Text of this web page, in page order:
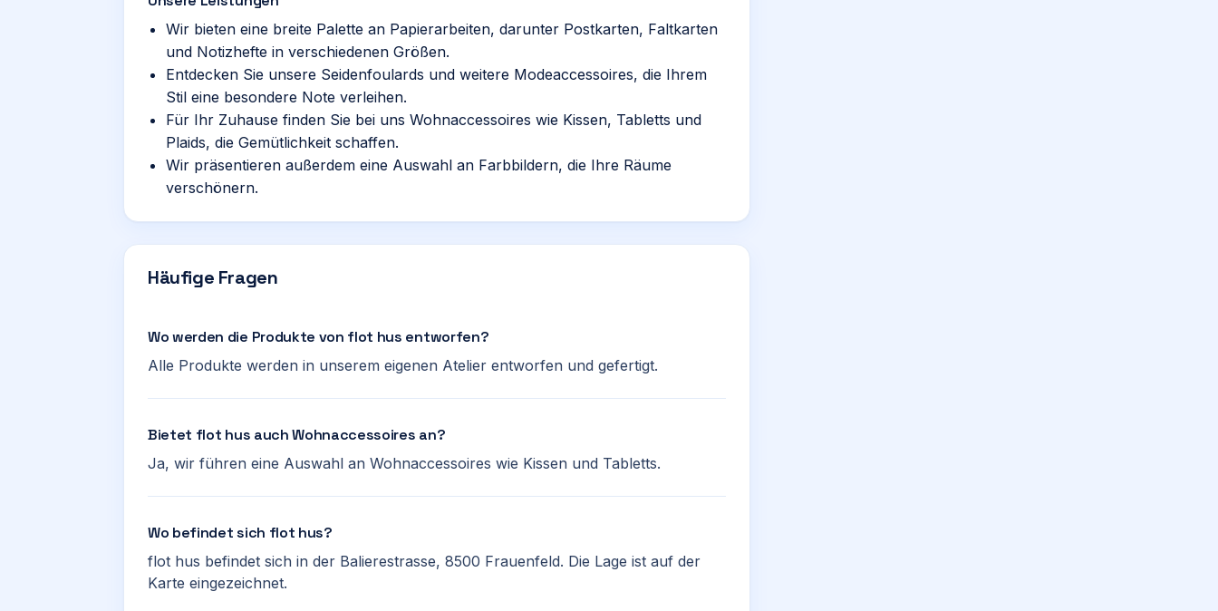
Wir bieten eine breite Palette an Papierarbeiten, darunter Postkarten, Faltkarten
und Notizhefte in verschiedenen Größen.
Entdecken Sie unsere Seidenfoulards und weitere Modeaccessoires, die Ihrem
Stil eine besondere Note verleihen.
Für Ihr Zuhause finden Sie bei uns Wohnaccessoires wie Kissen, Tabletts und
Plaids, die Gemütlichkeit schaffen.
Wir präsentieren außerdem eine Auswahl an Farbbildern, die Ihre Räume
verschönern.
Häufige Fragen
Wo werden die Produkte von flot hus entworfen?
Alle Produkte werden in unserem eigenen Atelier entworfen und gefertigt.
Bietet flot hus auch Wohnaccessoires an?
Ja, wir führen eine Auswahl an Wohnaccessoires wie Kissen und Tabletts.
Wo befindet sich flot hus?
flot hus befindet sich in der Balierestrasse, 8500 Frauenfeld. Die Lage ist auf der
Karte eingezeichnet.